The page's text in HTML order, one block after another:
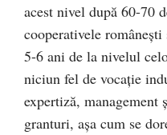
acest nivel după 60-70
cooperativele
5-6 ani de la nivelul
niciun fel de vocaţie
expertiză, management
granturi, aşa cum se